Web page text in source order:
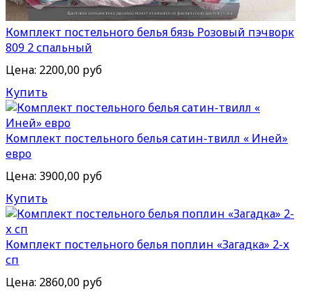
Комплект постельного белья бязь Розовый пэчворк
809 2 спальный
Цена: 2200,00 руб
Купить
Комплект постельного белья сатин-твилл « Иней»
евро
Цена: 3900,00 руб
Купить
Комплект постельного белья поплин «Загадка» 2-х
сп
Цена: 2860,00 руб